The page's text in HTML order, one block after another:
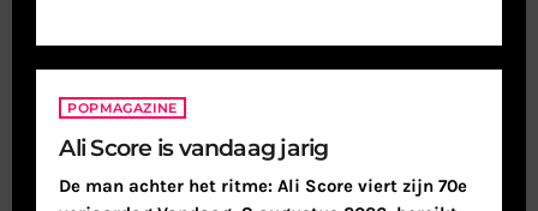
POPMAGAZINE
Ali Score is vandaag jarig
De man achter het ritme: Ali Score viert zijn 70e